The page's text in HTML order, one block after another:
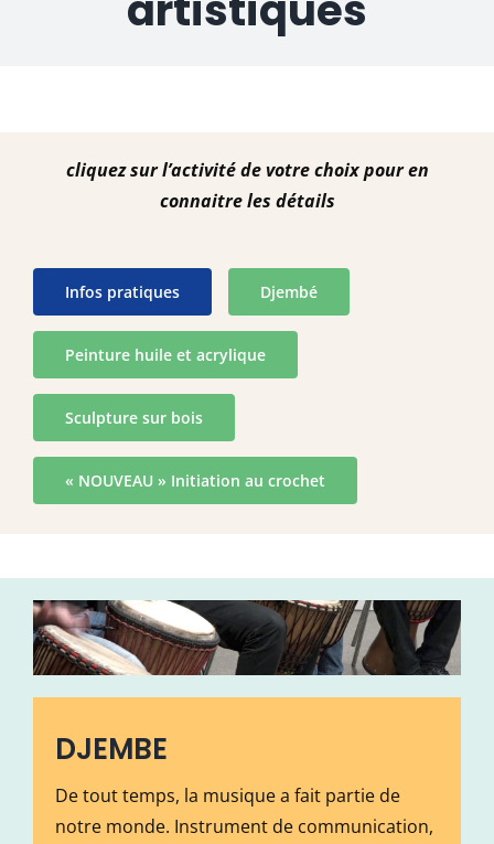
cliquez sur l’activité de votre choix pour en
connaitre les détails
Infos pratiques Djembé
Peinture huile et acrylique
Sculpture sur bois
« NOUVEAU » Initiation au crochet
DJEMBE
De tout temps, la musique a fait partie de
notre monde. Instrument de communication,